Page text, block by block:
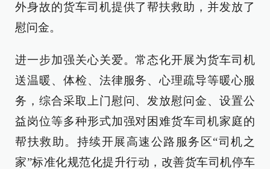
外身故的货车司机提供了帮扶救助，并发放了
慰问金。
进一步加强关心关爱。常态化开展为货车司机
送温暖、体检、法律服务、心理疏导等暖心服
务，综合采取上门慰问、发放慰问金、设置公
益岗位等多种形式加强对困难货车司机家庭的
帮扶救助。持续开展高速公路服务区“司机之
家”标准化规范化提升行动，改善货车司机停车